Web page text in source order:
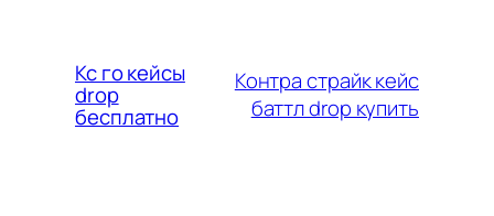
Кс го кейсы
drop
бесплатно
Контра страйк кейс
баттл drop купить